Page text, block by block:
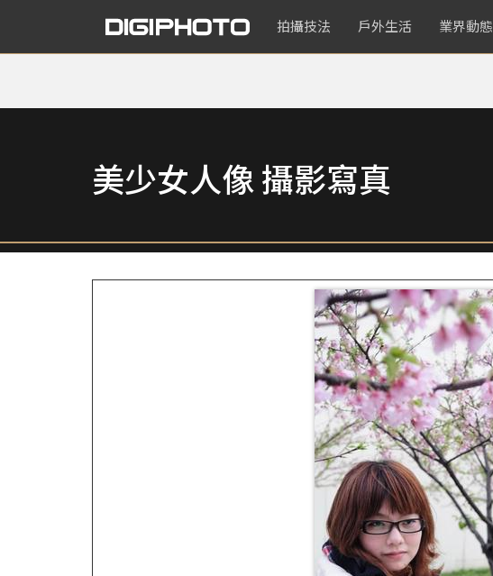
拍攝技法 戶外生活 業界動態
美少女人像 攝影寫真